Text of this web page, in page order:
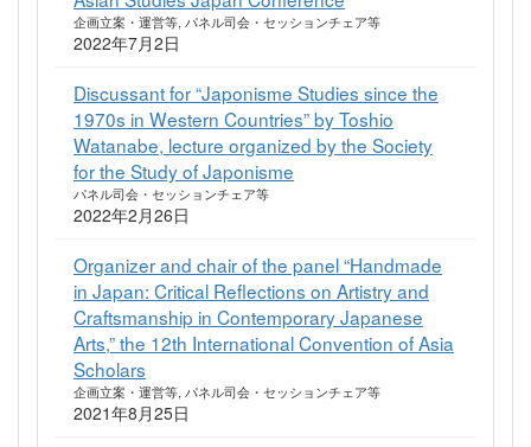
企画立案・運営等, パネル司会・セッションチェア等
2022年7月2日
Discussant for “Japonisme Studies since the
1970s in Western Countries” by Toshio
Watanabe, lecture organized by the Society
for the Study of Japonisme
パネル司会・セッションチェア等
2022年2月26日
Organizer and chair of the panel “Handmade
in Japan: Critical Reflections on Artistry and
Craftsmanship in Contemporary Japanese
Arts,” the 12th International Convention of Asia
Scholars
企画立案・運営等, パネル司会・セッションチェア等
2021年8月25日